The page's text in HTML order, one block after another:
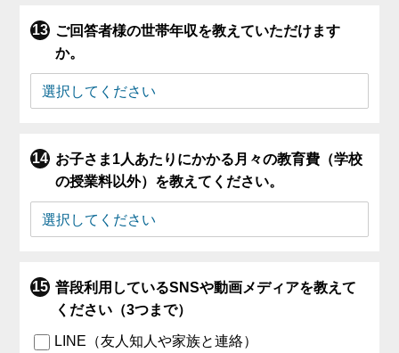
ご回答者様の世帯年収を教えていただけます
か。
お子さま1人あたりにかかる月々の教育費（学校
の授業料以外）を教えてください。
普段利用しているSNSや動画メディアを教えて
ください（3つまで）
LINE（友人知人や家族と連絡）